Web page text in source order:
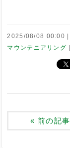
2025/08/08 00:00
マウンテニアリング
« 前の記事